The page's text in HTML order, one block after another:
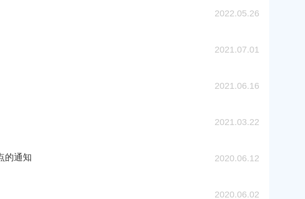
2022.05.26
2021.07.01
2021.06.16
2021.03.22
的通知 2020.06.12
2020.06.02